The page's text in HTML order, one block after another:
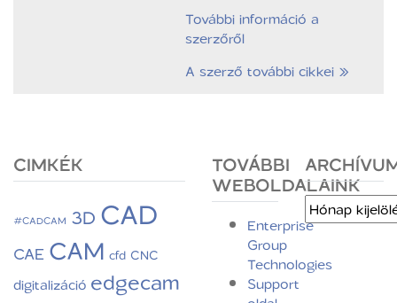
További információ a
szerzőről
A szerző további cikkei »
CIMKÉK
#CADCAM 3DCAD
CAE CAM cfd CNC
digitalizáció edgecam
TOVÁBBI
WEBOLDALAINK
Enterprise
Group
Technologies
Support
Archívum